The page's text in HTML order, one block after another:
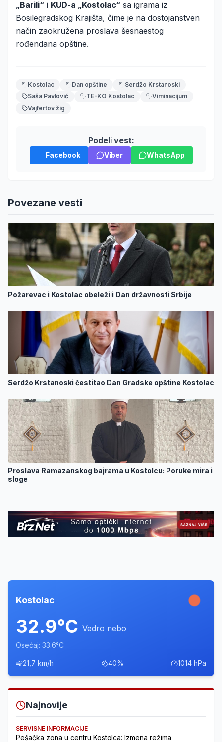
„Barili“ i KUD-a „Kostolac“ sa igrama iz
Bosilegradskog Krajišta, čime je na dostojanstven
način zaokružena proslava šesnaestog
rođendana opštine.
Kostolac Dan opštine
Serdžo Krstanoski
Saša Pavlović
TE-KO Kostolac
Viminacijum
Vajfertov žig
Podeli vest:
Facebook Viber WhatsApp
Povezane vesti
Požarevac i Kostolac obeležili Dan državnosti Srbije
Serdžo Krstanoski čestitao Dan Gradske opštine Kostolac
Proslava Ramazanskog bajrama u Kostolcu: Poruke mira i
sloge
Kostolac
32.9°C Vedro nebo
Osećaj: 33.6°C
21,7 km/h 40% 1014 hPa
Najnovije
SERVISNE INFORMACIJE
Pešačka zona u centru Kostolca: Izmena režima